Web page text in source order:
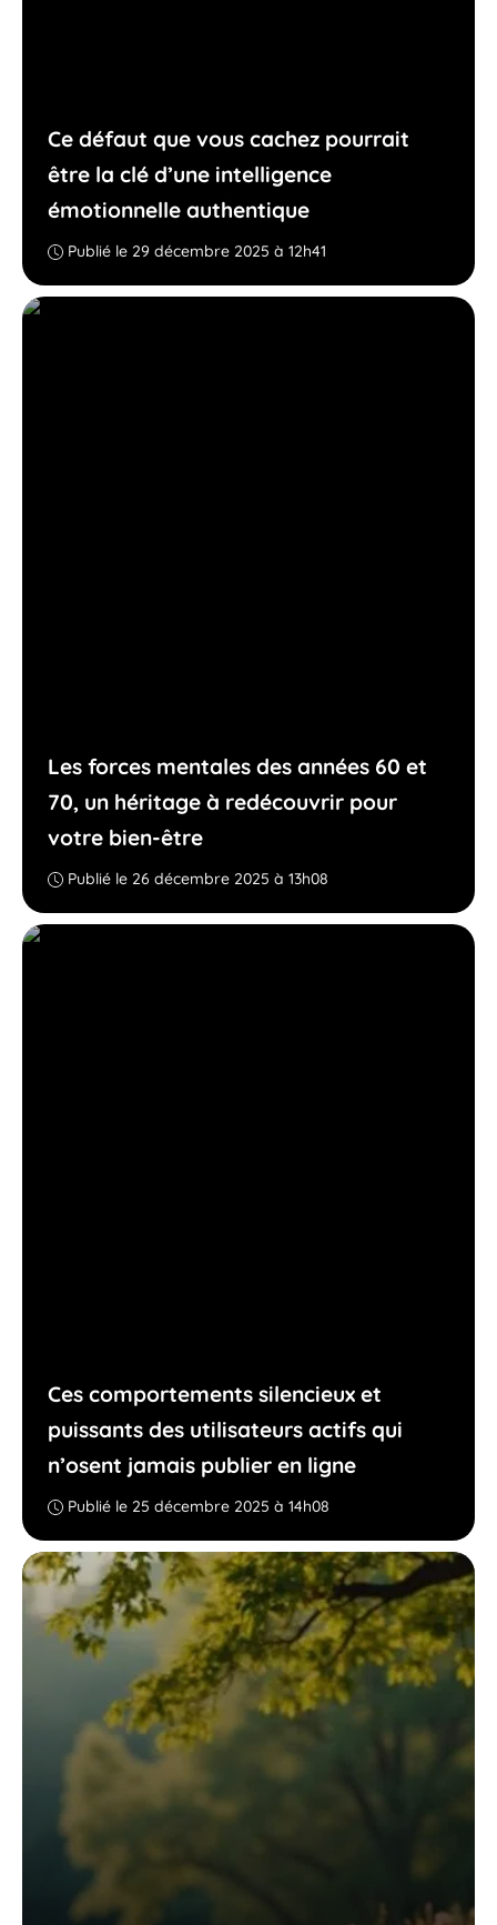
Ce défaut que vous cachez pourrait
être la clé d’une intelligence
émotionnelle authentique
Publié le 29 décembre 2025 à 12h41
Les forces mentales des années 60 et
70, un héritage à redécouvrir pour
votre bien-être
Publié le 26 décembre 2025 à 13h08
Ces comportements silencieux et
puissants des utilisateurs actifs qui
n’osent jamais publier en ligne
Publié le 25 décembre 2025 à 14h08